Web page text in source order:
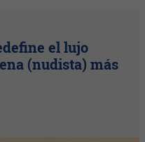
el lujo
(nudista) más